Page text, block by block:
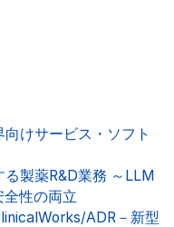
けサービス・ソフト
製薬R&D業務 ～LLM
全性の両立
ADR－新型